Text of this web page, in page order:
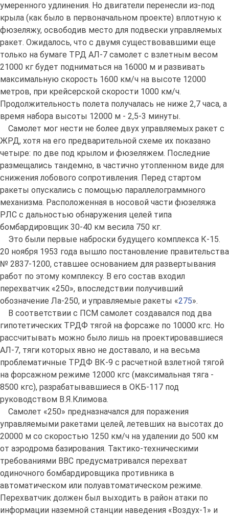
умеренного удлинения. Но двигатели перенесли из-под
крыла (как было в первоначальном проекте) вплотную к
фюзеляжу, освободив место для подвески управляемых
ракет. Ожидалось, что с двумя существовавшими еще
только на бумаге ТРД АЛ-7 самолет с взлетным весом
21000 кг будет подниматься на 16000 м и развивать
максимальную скорость 1600 км/ч на высоте 12000
метров, при крейсерской скорости 1000 км/ч.
Продолжительность полета получалась не ниже 2,7 часа, а
время набора высоты 12000 м - 2,5-3 минуты.
Самолет мог нести не более двух управляемых ракет с
ЖРД, хотя на его предварительной схеме их показано
четыре: по две под крылом и фюзеляжем. Последние
размещались тандемно, в частично утопленном виде для
снижения лобового сопротивления. Перед стартом
ракеты опускались с помощью параллелограммного
механизма. Расположенная в носовой части фюзеляжа
РЛС с дальностью обнаружения целей типа
бомбардировщик 30-40 км весила 750 кг.
Это были первые наброски будущего комплекса К-15.
20 ноября 1953 года вышло постановление правительства
№ 2837-1200, ставшее основанием для развертывания
работ по этому комплексу. В его состав входил
перехватчик «250», впоследствии получивший
обозначение Ла-250, и управляемые ракеты «275».
В соответствии с ПСМ самолет создавался под два
гипотетических ТРДФ тягой на форсаже по 10000 кгс. Но
рассчитывать можно было лишь на проектировавшиеся
АЛ-7, тяги которых явно не доставало, и на весьма
проблематичные ТРДФ ВК-9 с расчетной взлетной тягой
на форсажном режиме 12000 кгс (максимальная тяга -
8500 кгс), разрабатывавшиеся в ОКБ-117 под
руководством В.Я.Климова.
Самолет «250» предназначался для поражения
управляемыми ракетами целей, летевших на высотах до
20000 м со скоростью 1250 км/ч на удалении до 500 км
от аэродрома базирования. Тактико-техническими
требованиями ВВС предусматривался перехват
одиночного бомбардировщика противника в
автоматическом или полуавтоматическом режиме.
Перехватчик должен был выходить в район атаки по
информации наземной станции наведения «Воздух-1» и